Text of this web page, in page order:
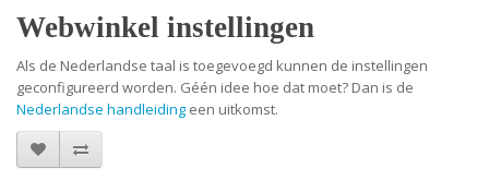
Webwinkel instellingen
Als de Nederlandse taal is toegevoegd kunnen de instellingen
geconfigureerd worden. Géén idee hoe dat moet? Dan is de
Nederlandse handleiding een uitkomst.